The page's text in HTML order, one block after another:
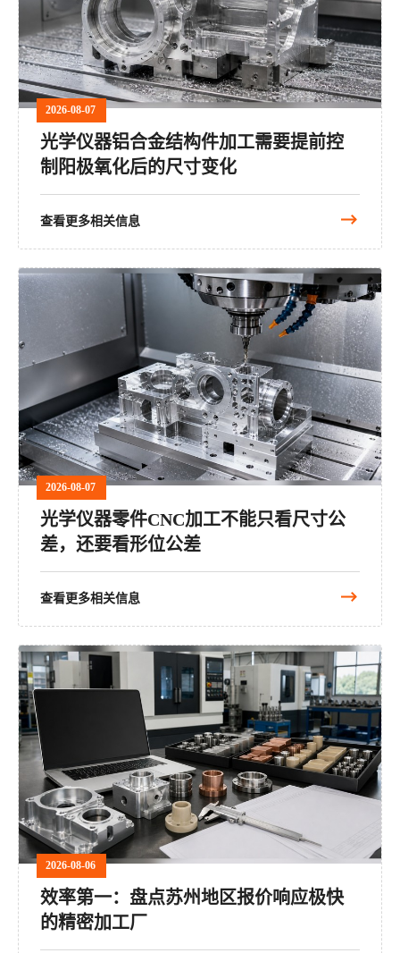
2026-08-07
光学仪器铝合金结构件加工需要提前控
制阳极氧化后的尺寸变化
查看更多相关信息
2026-08-07
光学仪器零件CNC加工不能只看尺寸公
差，还要看形位公差
查看更多相关信息
2026-08-06
效率第一：盘点苏州地区报价响应极快
的精密加工厂